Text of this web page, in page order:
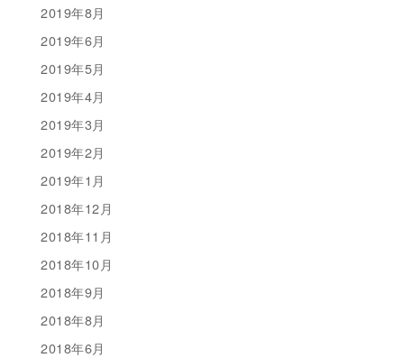
2019年8月
2019年6月
2019年5月
2019年4月
2019年3月
2019年2月
2019年1月
2018年12月
2018年11月
2018年10月
2018年9月
2018年8月
2018年6月